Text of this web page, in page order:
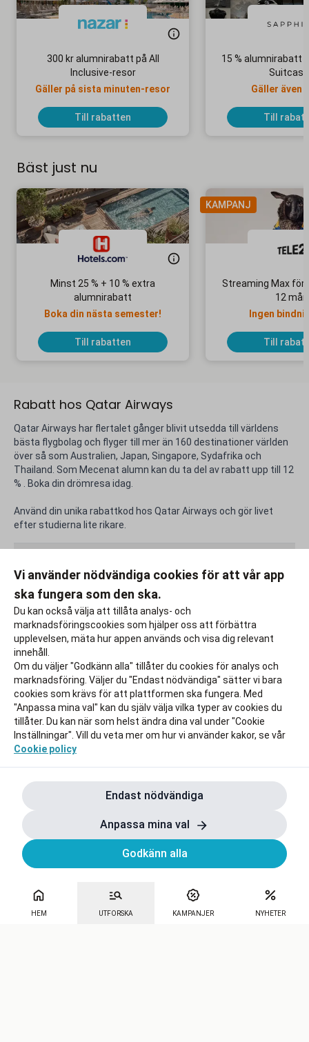
HEM UTFORSKA KAMPANJER NYHETER
Rabatt hos Qatar Airways
Qatar Airways har flertalet gånger blivit utsedda till världens
bästa flygbolag och flyger till mer än 160 destinationer världen
över så som Australien, Japan, Singapore, Sydafrika och
Thailand. Som Mecenat alumn kan du ta del av rabatt upp till 12
% . Boka din drömresa idag.
Använd din unika rabattkod hos Qatar Airways och gör livet
efter studierna lite rikare.
Rapportera ett problem
300 kr alumnirabatt på All
Inclusive-resor
Gäller på sista minuten-resor
Till rabatten
15 % alumnirabatt
Gäller även
Till
Bäst just nu
Minst 25 % + 10 % extra
alumnirabatt
Boka din nästa semester!
Till rabatten
KAMPANJ
Streaming Max för
12 mån
Ingen
Till
Vi använder nödvändiga cookies för att vår app
ska fungera som den ska.
Du kan också välja att tillåta analys- och
marknadsföringscookies som hjälper oss att förbättra
upplevelsen, mäta hur appen används och visa dig relevant
innehåll.
Om du väljer "Godkänn alla" tillåter du cookies för analys och
marknadsföring. Väljer du "Endast nödvändiga" sätter vi bara
cookies som krävs för att plattformen ska fungera. Med
"Anpassa mina val" kan du själv välja vilka typer av cookies du
tillåter. Du kan när som helst ändra dina val under "Cookie
Inställningar". Vill du veta mer om hur vi använder kakor, se vår
Cookie policy
Endast nödvändiga
Anpassa mina val
Godkänn alla